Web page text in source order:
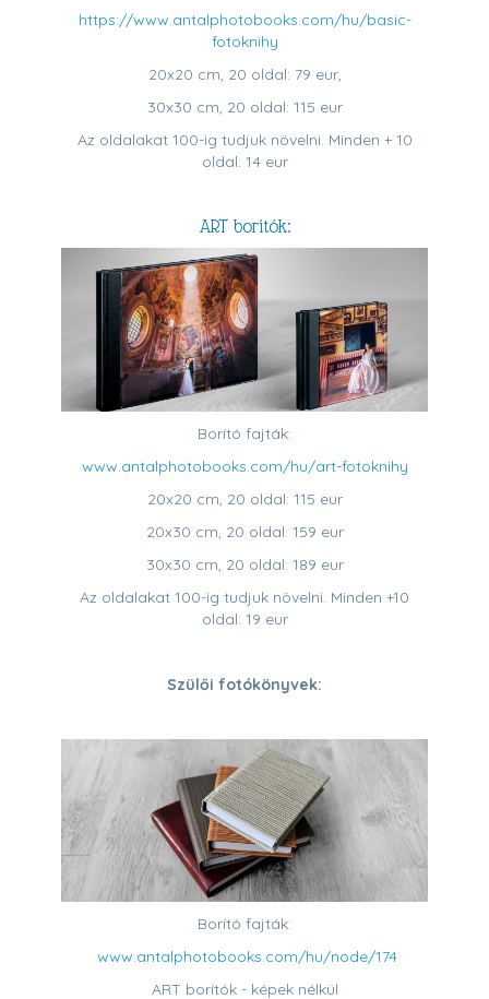
https://www.antalphotobooks.com/hu/basic-
fotoknihy
20x20 cm, 20 oldal: 79 eur,
30x30 cm, 20 oldal: 115 eur
Az oldalakat 100-ig tudjuk növelni. Minden + 10
oldal: 14 eur
ART borítók:
Borító fajták:
www.antalphotobooks.com/hu/art-fotoknihy
20x20 cm, 20 oldal: 115 eur
20x30 cm, 20 oldal: 159 eur
30x30 cm, 20 oldal: 189 eur
Az oldalakat 100-ig tudjuk növelni. Minden +10
oldal: 19 eur
Szülői fotókönyvek:
Borító fajták:
www.antalphotobooks.com/hu/node/174
ART borítók - képek nélkül